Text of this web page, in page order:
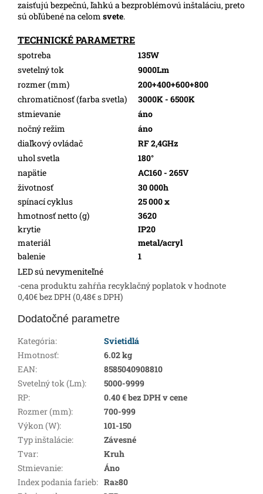
zaisťujú bezpečnú, ľahkú a bezproblémovú inštaláciu, preto
sú obľúbené na celom svete.
TECHNICKÉ PARAMETRE
spotreba
135W
svetelný tok
9000Lm
rozmer (mm)
200+400+600+800
chromatičnosť (farba svetla)
3000K - 6500K
stmievanie
áno
nočný režim
áno
diaľkový ovládač
RF 2,4GHz
uhol svetla
180°
napätie
AC160 - 265V
životnosť
30 000h
spínací cyklus
25 000 x
hmotnosť netto (g)
3620
krytie
IP20
materiál
metal/acryl
balenie
1
LED sú nevymeniteľné
-cena produktu zahŕňa recyklačný poplatok v hodnote
0,40€ bez DPH (0,48€ s DPH)
Dodatočné parametre
Kategória:
Svietidlá
Hmotnosť:
6.02 kg
EAN:
8585040908810
Svetelný tok (Lm):
5000-9999
RP:
0.40 € bez DPH v cene
Rozmer (mm):
700-999
Výkon (W):
101-150
Typ inštalácie:
Závesné
Tvar:
Kruh
Stmievanie:
Áno
Index podania farieb: Ra≥80